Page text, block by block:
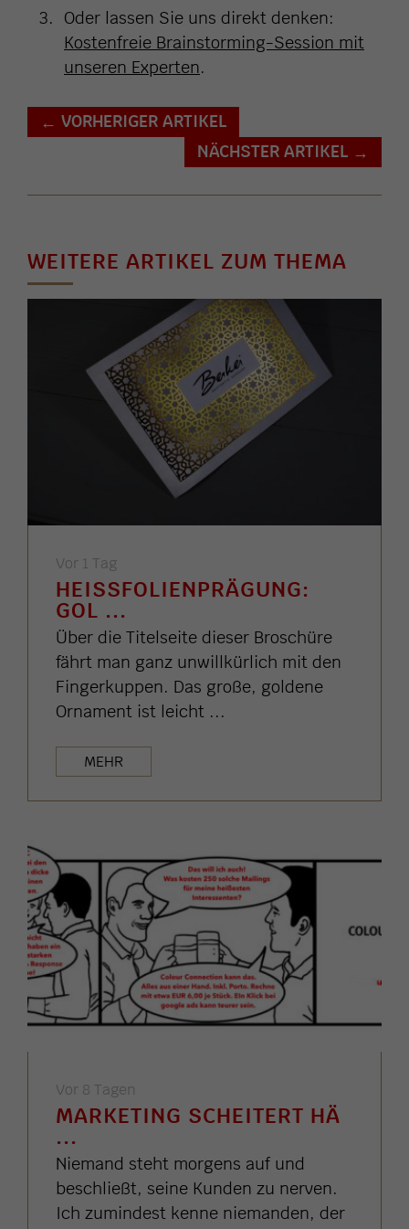
Oder lassen Sie uns direkt denken:
Kostenfreie Brainstorming-Session mit
unseren Experten.
← VORHERIGER ARTIKEL
NÄCHSTER ARTIKEL →
WEITERE ARTIKEL ZUM THEMA
Vor 1 Tag
HEISSFOLIENPRÄGUNG: G
OL ...
Über die Titelseite dieser Broschüre
fährt man ganz unwillkürlich mit den
Fingerkuppen. Das große, goldene
Ornament ist leicht ...
MEHR
Vor 8 Tagen
MARKETING SCHEITERT HÄ
...
Niemand steht morgens auf und
beschließt, seine Kunden zu nerven.
Ich zumindest kenne niemanden, der